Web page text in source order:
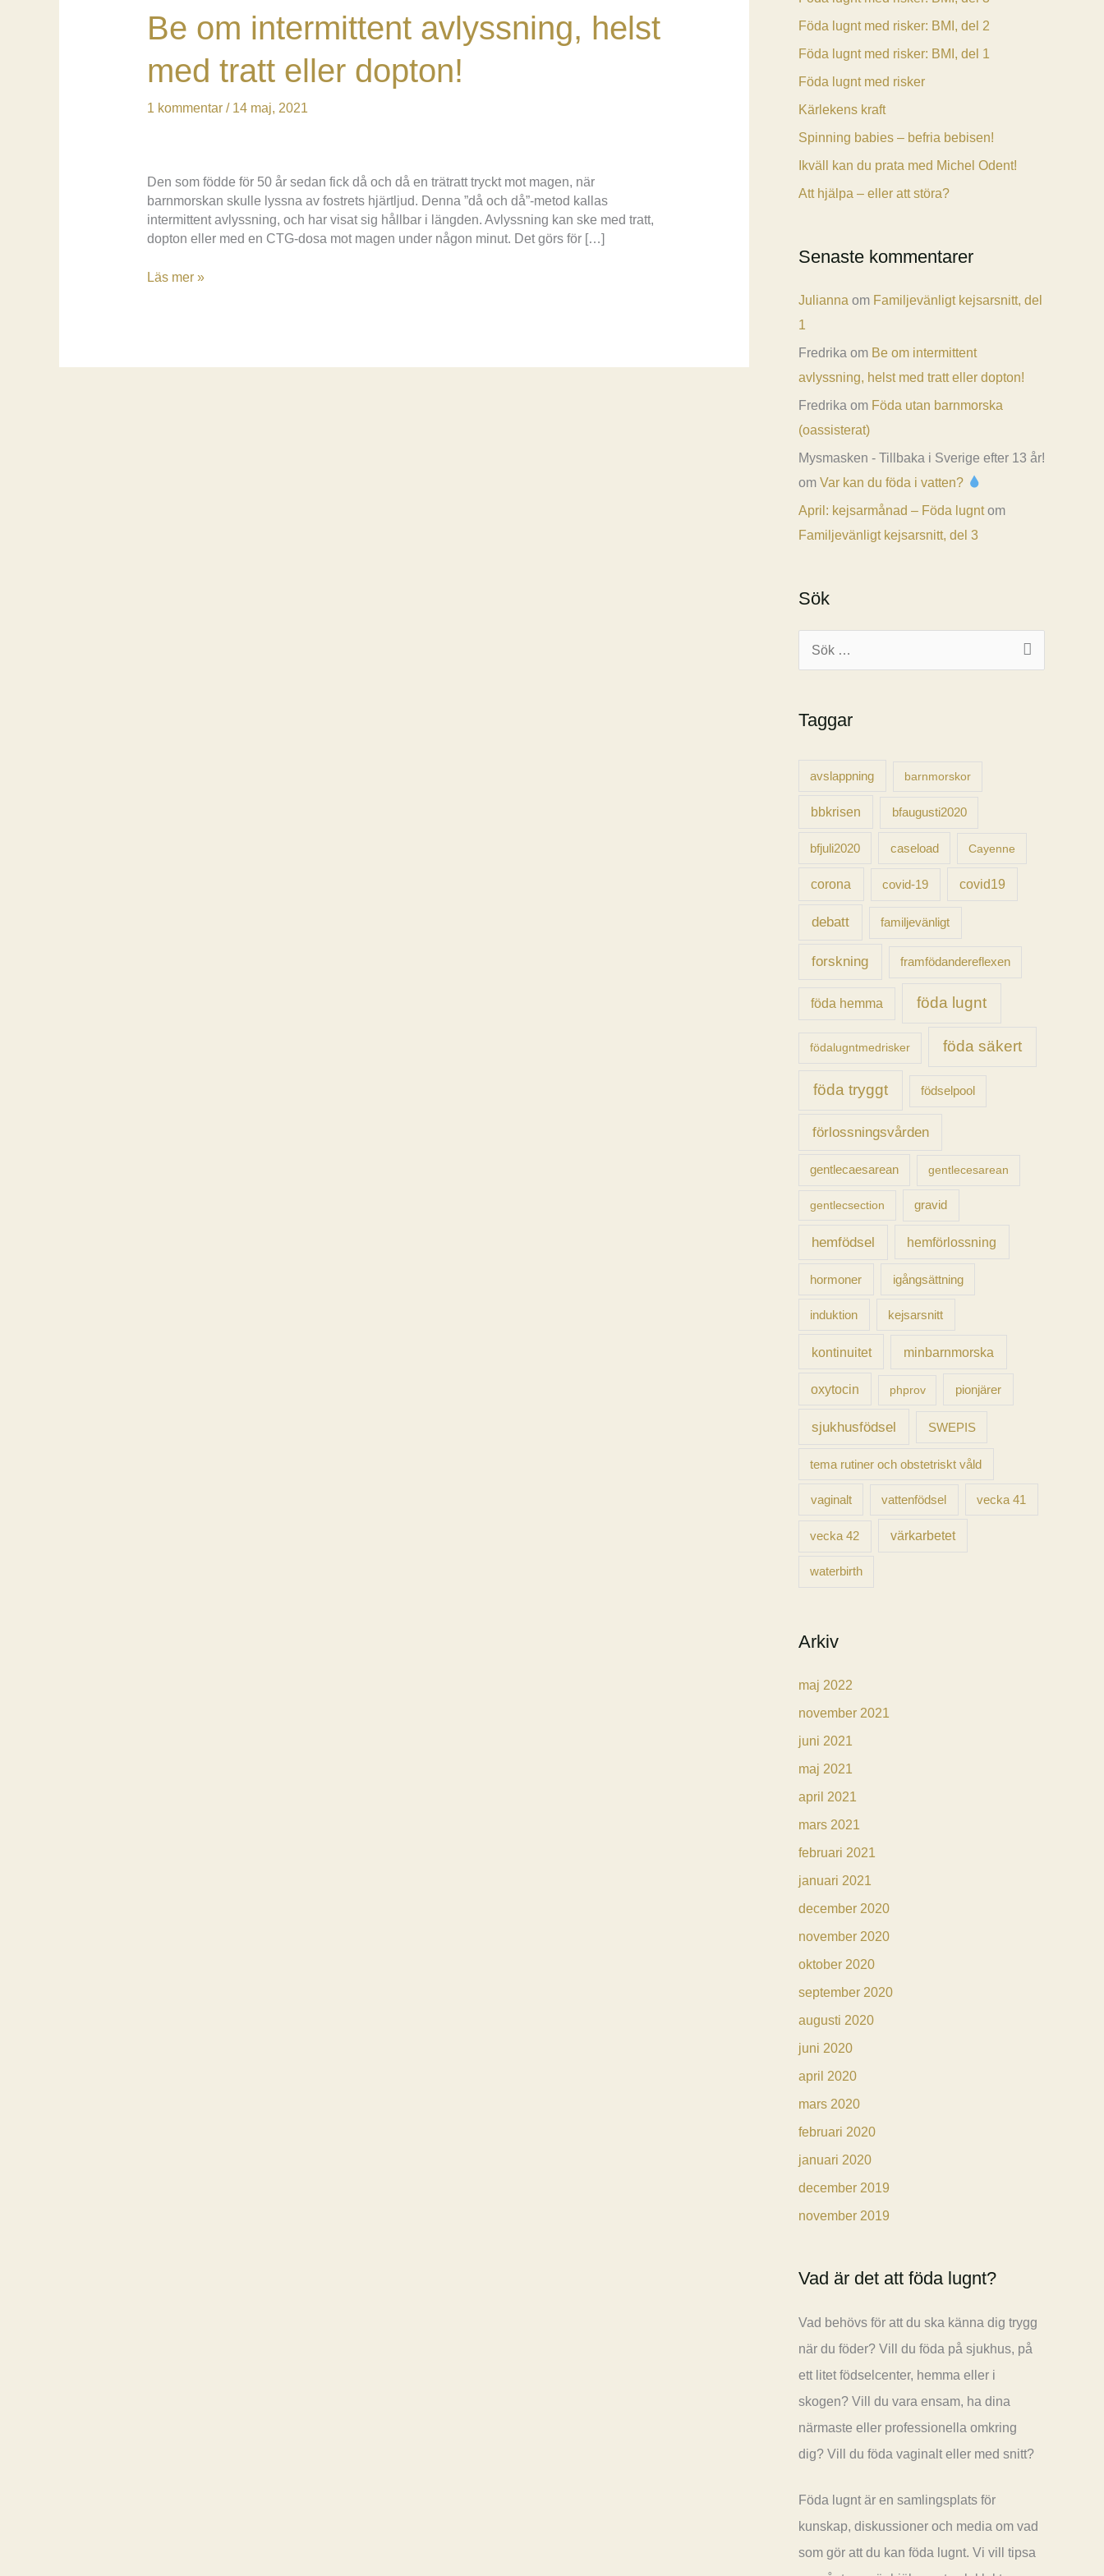
Be om intermittent avlyssning, helst
med tratt eller dopton!
1 kommentar / 14 maj, 2021
Den som födde för 50 år sedan fick då och då en trätratt tryckt mot magen, när
barnmorskan skulle lyssna av fostrets hjärtljud. Denna ”då och då”-metod kallas
intermittent avlyssning, och har visat sig hållbar i längden. Avlyssning kan ske med tratt,
dopton eller med en CTG-dosa mot magen under någon minut. Det görs för […]
Be
med
Läs mer »
Föda lugnt med risker: BMI, del 2
Föda lugnt med risker: BMI, del 1
Föda lugnt med risker
Kärlekens kraft
Spinning babies – befria bebisen!
Ikväll kan du prata med Michel Odent!
Att hjälpa – eller att störa?
Senaste kommentarer
Julianna om Familjevänligt kejsarsnitt, del
1
Fredrika om Be om intermittent
avlyssning, helst med tratt eller dopton!
Fredrika om Föda utan barnmorska
(oassisterat)
Mysmasken - Tillbaka i Sverige efter 13 år!
om Var kan du föda i vatten?
April: kejsarmånad – Föda lugntom
Familjevänligt kejsarsnitt, del 3
Sök
ö
Taggar
avslappning barnmorskor
bbkrisen bfaugusti2020
bfjuli2020 caseload Cayenne
corona covid-19 covid19
debatt familjevänligt
forskning framfödandereflexen
föda hemma föda lugnt
födalugntmedrisker föda säkert
föda tryggt födselpool
förlossningsvården
gentlecaesarean gentlecesarean
gentlecsection gravid
hemfödsel hemförlossning
hormoner igångsättning
induktion kejsarsnitt
kontinuitet minbarnmorska
oxytocin phprov pionjärer
sjukhusfödsel SWEPIS
tema rutiner och obstetriskt våld
vaginalt vattenfödsel vecka 41
vecka 42 värkarbetet
waterbirth
Arkiv
maj 2022
november 2021
juni 2021
maj 2021
april 2021
mars 2021
februari 2021
januari 2021
december 2020
november 2020
oktober 2020
september 2020
augusti 2020
juni 2020
april 2020
mars 2020
februari 2020
januari 2020
december 2019
november 2019
Vad är det att föda lugnt?
Vad behövs för att du ska känna dig trygg
när du föder? Vill du föda på sjukhus, på
ett litet födselcenter, hemma eller i
skogen? Vill du vara ensam, ha dina
närmaste eller professionella omkring
dig? Vill du föda vaginalt eller med snitt?
Föda lugnt är en samlingsplats för
kunskap, diskussioner och media om vad
som gör att du kan föda lugnt. Vi vill tipsa